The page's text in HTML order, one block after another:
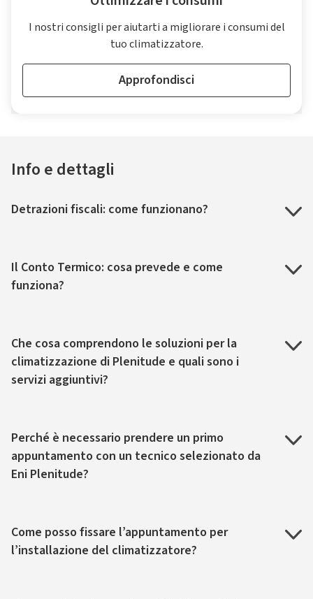
I nostri consigli per aiutarti a migliorare i consumi del
tuo climatizzatore.
Approfondisci
Info e dettagli
Detrazioni fiscali: come funzionano?
Il Conto Termico: cosa prevede e come
funziona?
Che cosa comprendono le soluzioni per la
climatizzazione di Plenitude e quali sono i
servizi aggiuntivi?
Perché è necessario prendere un primo
appuntamento con un tecnico selezionato da
Eni Plenitude?
Come posso fissare l’appuntamento per
l’installazione del climatizzatore?